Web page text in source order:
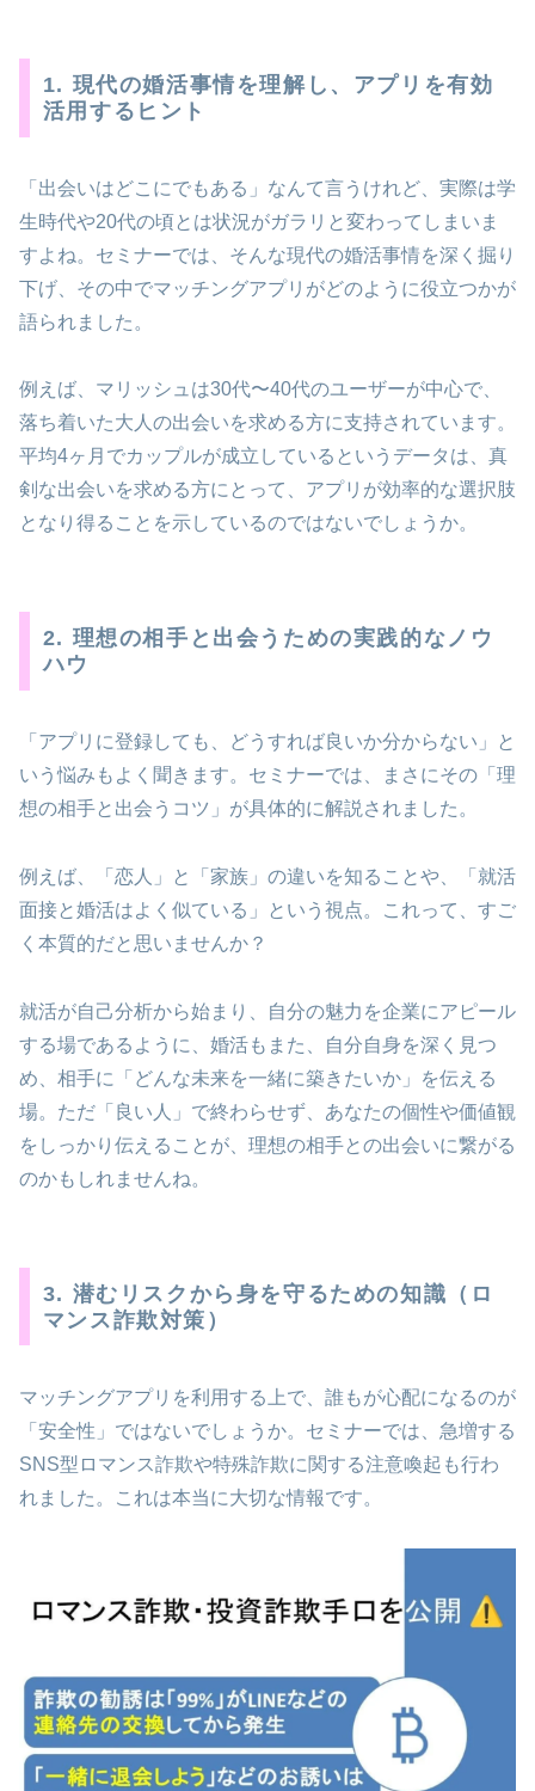
1. 現代の婚活事情を理解し、アプリを有効
活用するヒント
「出会いはどこにでもある」なんて言うけれど、実際は学
生時代や20代の頃とは状況がガラリと変わってしまいま
すよね。セミナーでは、そんな現代の婚活事情を深く掘り
下げ、その中でマッチングアプリがどのように役立つかが
語られました。
例えば、マリッシュは30代〜40代のユーザーが中心で、
落ち着いた大人の出会いを求める方に支持されています。
平均4ヶ月でカップルが成立しているというデータは、真
剣な出会いを求める方にとって、アプリが効率的な選択肢
となり得ることを示しているのではないでしょうか。
2. 理想の相手と出会うための実践的なノウ
ハウ
「アプリに登録しても、どうすれば良いか分からない」と
いう悩みもよく聞きます。セミナーでは、まさにその「理
想の相手と出会うコツ」が具体的に解説されました。
例えば、「恋人」と「家族」の違いを知ることや、「就活
面接と婚活はよく似ている」という視点。これって、すご
く本質的だと思いませんか？
就活が自己分析から始まり、自分の魅力を企業にアピール
する場であるように、婚活もまた、自分自身を深く見つ
め、相手に「どんな未来を一緒に築きたいか」を伝える
場。ただ「良い人」で終わらせず、あなたの個性や価値観
をしっかり伝えることが、理想の相手との出会いに繋がる
のかもしれませんね。
3. 潜むリスクから身を守るための知識（ロ
マンス詐欺対策）
マッチングアプリを利用する上で、誰もが心配になるのが
「安全性」ではないでしょうか。セミナーでは、急増する
SNS型ロマンス詐欺や特殊詐欺に関する注意喚起も行わ
れました。これは本当に大切な情報です。